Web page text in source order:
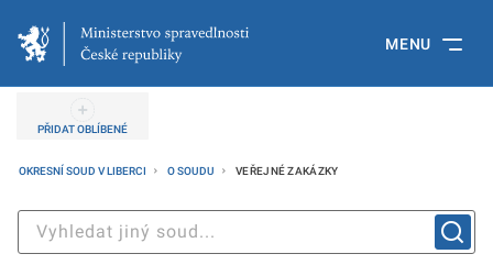
MENU
PŘIDAT OBLÍBENÉ
OKRESNÍ SOUD V LIBERCI O SOUDU VEŘEJNÉ ZAKÁZKY